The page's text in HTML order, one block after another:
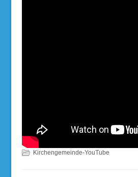
Kirchengemeinde-YouTube